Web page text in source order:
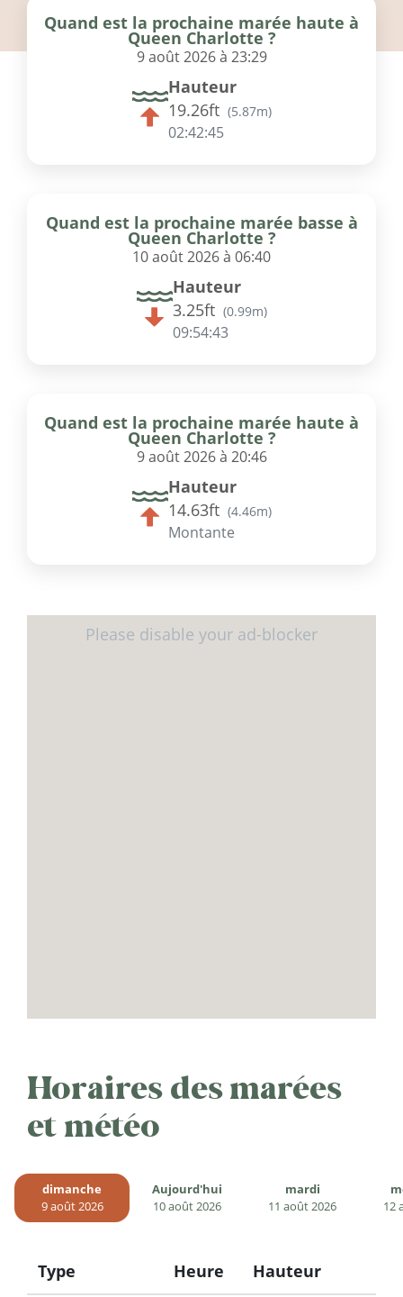
Quand est la prochaine marée haute à
Queen Charlotte ?
9 août 2026 à 23:29
Hauteur
19.26ft (5.87m)
02:42:44
Quand est la prochaine marée basse à
Queen Charlotte ?
10 août 2026 à 06:40
Hauteur
3.25ft (0.99m)
09:54:42
Quand est la prochaine marée haute à
Queen Charlotte ?
9 août 2026 à 20:46
Hauteur
14.63ft (4.46m)
Montante
Horaires des marées
et météo
dimanche
9 août 2026
Aujourd'hui
10 août 2026
mardi
11 août 2026
12
Type
Heure Hauteur